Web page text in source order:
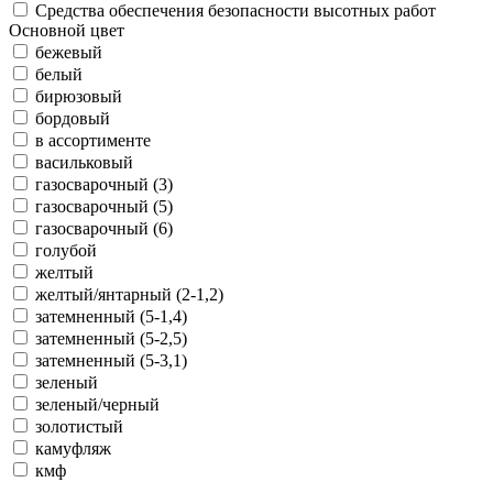
Средства обеспечения безопасности высотных работ
Основной цвет
бежевый
белый
бирюзовый
бордовый
в ассортименте
васильковый
газосварочный (3)
газосварочный (5)
газосварочный (6)
голубой
желтый
желтый/янтарный (2-1,2)
затемненный (5-1,4)
затемненный (5-2,5)
затемненный (5-3,1)
зеленый
зеленый/черный
золотистый
камуфляж
кмф